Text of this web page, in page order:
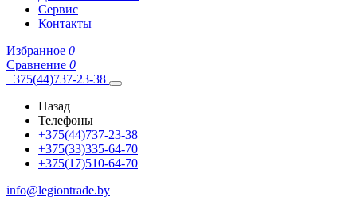
Сервис
Контакты
Избранное 0
Сравнение 0
+375(44)737-23-38
Назад
Телефоны
+375(44)737-23-38
+375(33)335-64-70
+375(17)510-64-70
info@legiontrade.by